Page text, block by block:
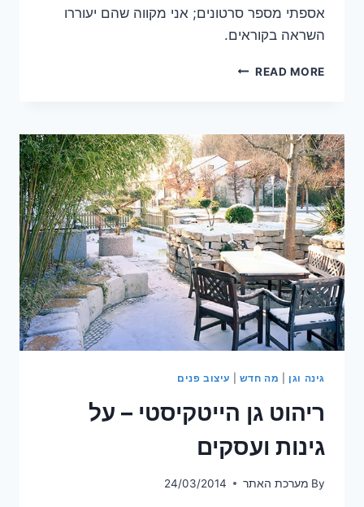
אספתי מספר סרטונים; אני מקווה שהם יעוררו
השראה בקוראים.
READ MOREהגזיבו
פרגולות
וסוככים
גינה וגן מה חדש עיצוב פנים
ריהוט גן הייטקיסטי – על
גינות ועסקים
By מערכת האתר 24/03/2014